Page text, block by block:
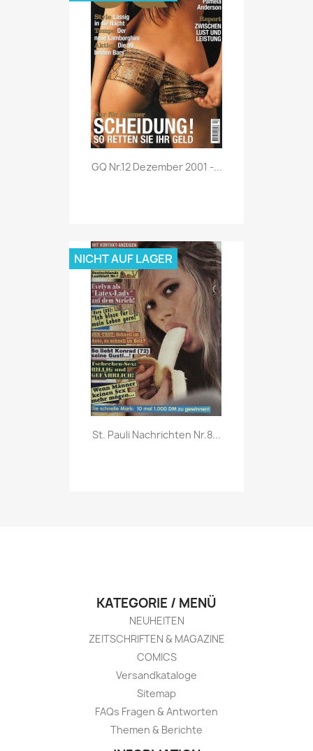
Vorschau
GQ Nr.12 Dezember 2001 -...
Vorschau
St. Pauli Nachrichten Nr.8...
NICHT AUF LAGER
KATEGORIE / MENÜ
NEUHEITEN
ZEITSCHRIFTEN & MAGAZINE
COMICS
Versandkataloge
Sitemap
FAQs Fragen & Antworten
Themen & Berichte